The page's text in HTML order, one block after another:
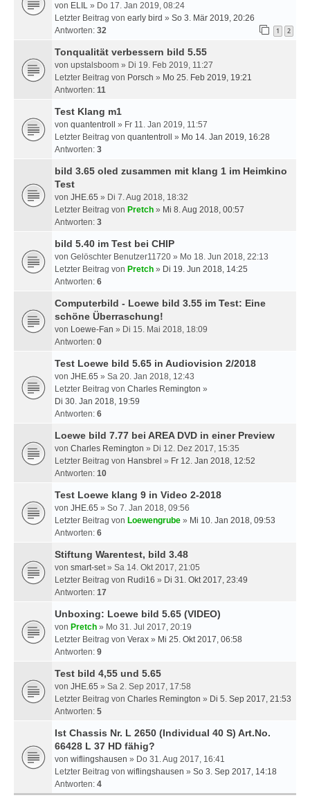
von ELIL » Do 17. Jan 2019, 08:24
Letzter Beitrag von early bird » So 3. Mär 2019, 20:26
Antworten: 32 1 2
Tonqualität verbessern bild 5.55
von upstalsboom » Di 19. Feb 2019, 11:27
Letzter Beitrag von Porsch » Mo 25. Feb 2019, 19:21
Antworten: 11
Test Klang m1
von quantentroll
» Fr 11. Jan 2019, 11:57
Letzter Beitrag von quantentroll » Mo 14. Jan 2019, 16:28
Antworten: 3
bild 3.65 oled zusammen mit klang 1 im Heimkino
Test
von JHE.65 » Di 7. Aug 2018, 18:32
Letzter Beitrag von Pretch » Mi 8. Aug 2018, 00:57
Antworten: 3
bild 5.40 im Test bei CHIP
von Gelöschter Benutzer11720 » Mo 18. Jun 2018, 22:13
Letzter Beitrag von Pretch » Di 19. Jun 2018, 14:25
Antworten: 6
Computerbild - Loewe bild 3.55 im Test: Eine
schöne Überraschung!
von Loewe-Fan » Di 15. Mai 2018, 18:09
Antworten: 0
Test Loewe bild 5.65 in Audiovision 2/2018
von JHE.65 » Sa 20. Jan 2018, 12:43
Letzter Beitrag von Charles Remington »
Di 30. Jan 2018, 19:59
Antworten: 6
Loewe bild 7.77 bei AREA DVD in einer Preview
von Charles Remington » Di 12. Dez 2017, 15:35
Letzter Beitrag von Hansbrel » Fr 12. Jan 2018, 12:52
Antworten: 10
Test Loewe klang 9 in Video 2-2018
von JHE.65 » So 7. Jan 2018, 09:56
Letzter Beitrag von Loewengrube » Mi 10. Jan 2018, 09:53
Antworten: 6
Stiftung Warentest, bild 3.48
von smart-set» Sa 14. Okt 2017, 21:05
Letzter Beitrag von Rudi16 » Di 31. Okt 2017, 23:49
Antworten: 17
Unboxing: Loewe bild 5.65 (VIDEO)
von Pretch » Mo 31. Jul 2017, 20:19
Letzter Beitrag von Verax » Mi 25. Okt 2017, 06:58
Antworten: 9
Test bild 4,55 und 5.65
von JHE.65 » Sa 2. Sep 2017, 17:58
Letzter Beitrag von Charles Remington » Di 5. Sep 2017, 21:53
Antworten: 5
Ist Chassis Nr. L 2650 (Individual 40 S) Art.No.
66428 L 37 HD fähig?
von wiflingshausen » Do 31. Aug 2017, 16:41
Letzter Beitrag von wiflingshausen » So 3. Sep 2017, 14:18
Antworten: 4